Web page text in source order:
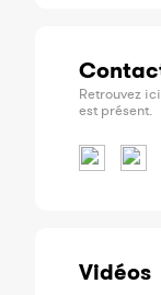
Retrouvez
est présent.
Vidéos